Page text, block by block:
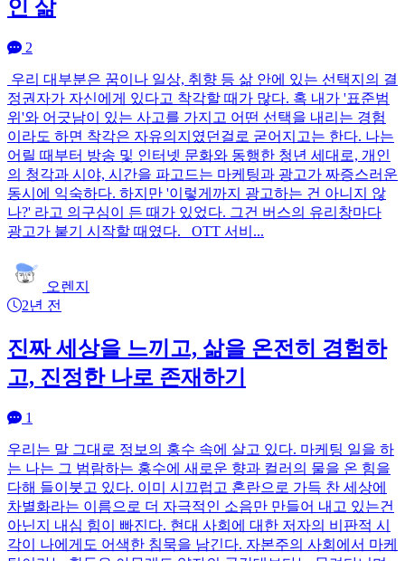
인 삶
2
우리 대부분은 꿈이나 일상, 취향 등 삶 안에 있는 선택지의 결
정권자가 자신에게 있다고 착각할 때가 많다. 혹 내가 '표준범
위'와 어긋남이 있는 사고를 가지고 어떤 선택을 내리는 경험
이라도 하면 착각은 자유의지였던걸로 굳어지고는 한다. 나는
어릴 때부터 방송 및 인터넷 문화와 동행한 청년 세대로, 개인
의 청각과 시야, 시간을 파고드는 마케팅과 광고가 짜증스러운
동시에 익숙하다. 하지만 '이렇게까지 광고하는 건 아니지 않
나?' 라고 의구심이 든 때가 있었다. 그건 버스의 유리창마다
광고가 붙기 시작할 때였다. OTT 서비...
오렌지
2년 전
진짜 세상을 느끼고, 삶을 온전히 경험하
고, 진정한 나로 존재하기
1
우리는 말 그대로 정보의 홍수 속에 살고 있다. 마케팅 일을 하
는 나는 그 범람하는 홍수에 새로운 향과 컬러의 물을 온 힘을
다해 들이붓고 있다. 이미 시끄럽고 혼란으로 가득 찬 세상에
차별화라는 이름으로 더 자극적인 소음만 만들어 내고 있는건
아닌지 내심 힘이 빠진다. 현대 사회에 대한 저자의 비판적 시
각이 나에게도 어색한 침묵을 남긴다. 자본주의 사회에서 마케